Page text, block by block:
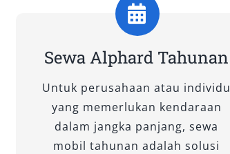
Sewa Alphard Tahunan
Untuk perusahaan atau individu
yang memerlukan kendaraan
dalam jangka panjang, sewa
mobil tahunan adalah solusi